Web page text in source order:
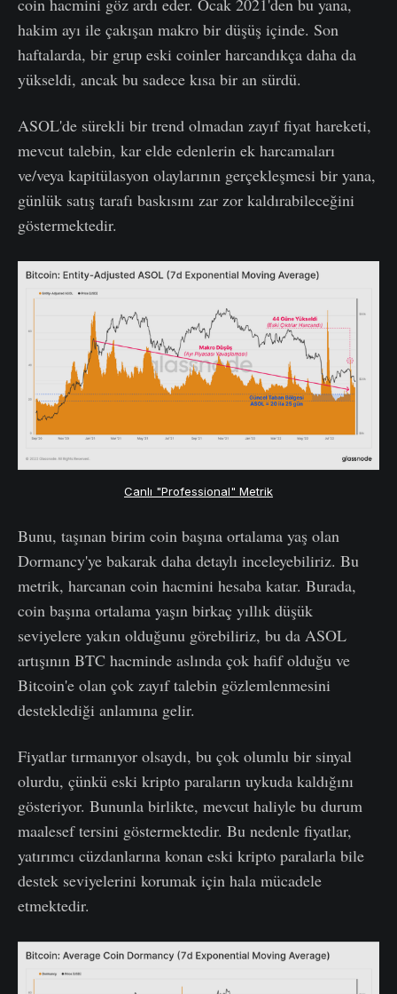
coin hacmini göz ardı eder. Ocak 2021'den bu yana,
hakim ayı ile çakışan makro bir düşüş içinde. Son
haftalarda, bir grup eski coinler harcandıkça daha da
yükseldi, ancak bu sadece kısa bir an sürdü.
ASOL'de sürekli bir trend olmadan zayıf fiyat hareketi,
mevcut talebin, kar elde edenlerin ek harcamaları
ve/veya kapitülasyon olaylarının gerçekleşmesi bir yana,
günlük satış tarafı baskısını zar zor kaldırabileceğini
göstermektedir.
Canlı "Professional" Metrik
Bunu, taşınan birim coin başına ortalama yaş olan
Dormancy'ye bakarak daha detaylı inceleyebiliriz. Bu
metrik, harcanan coin hacmini hesaba katar. Burada,
coin başına ortalama yaşın birkaç yıllık düşük
seviyelere yakın olduğunu görebiliriz, bu da ASOL
artışının BTC hacminde aslında çok hafif olduğu ve
Bitcoin'e olan çok zayıf talebin gözlemlenmesini
desteklediği anlamına gelir.
Fiyatlar tırmanıyor olsaydı, bu çok olumlu bir sinyal
olurdu, çünkü eski kripto paraların uykuda kaldığını
gösteriyor. Bununla birlikte, mevcut haliyle bu durum
maalesef tersini göstermektedir. Bu nedenle fiyatlar,
yatırımcı cüzdanlarına konan eski kripto paralarla bile
destek seviyelerini korumak için hala mücadele
etmektedir.